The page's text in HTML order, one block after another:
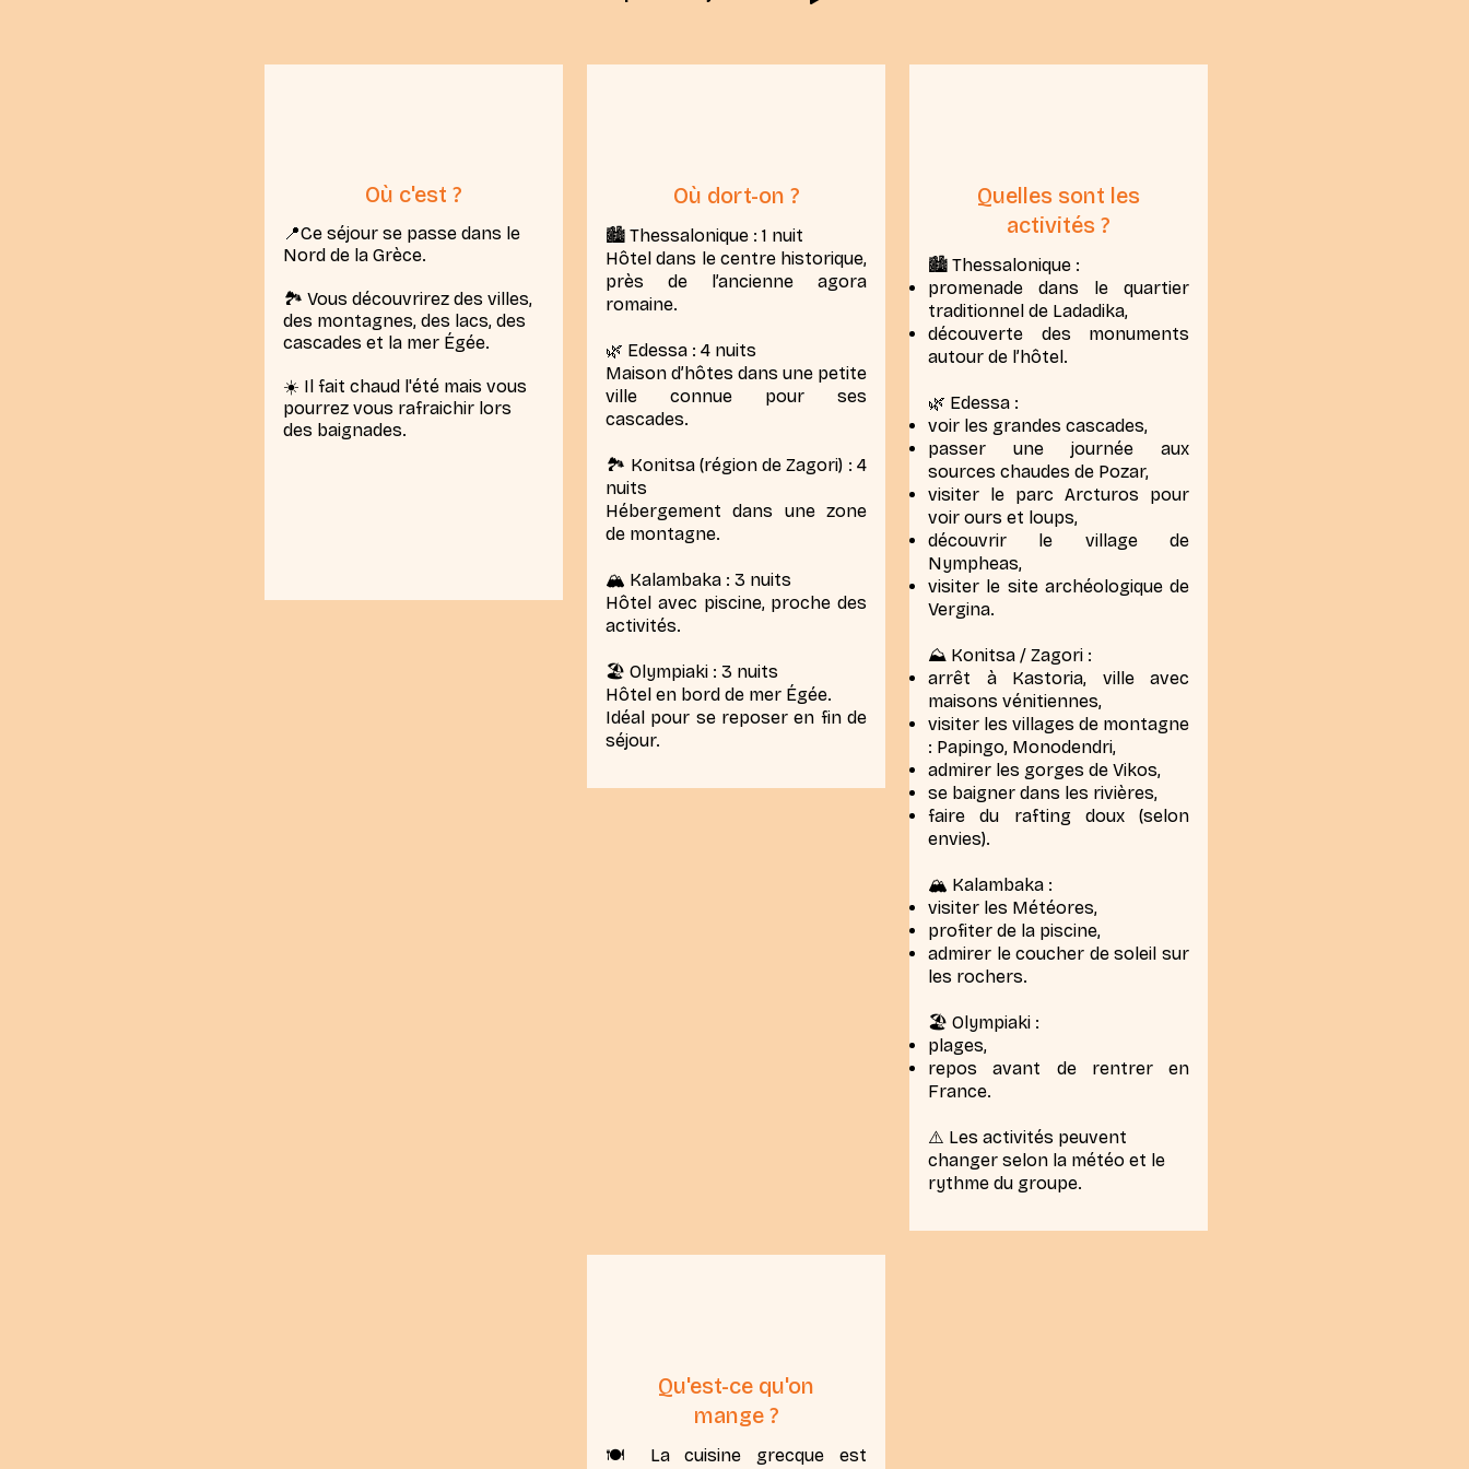
Où c'est ?
📍Ce séjour se passe dans le
Nord de la Grèce.
🏞️ Vous découvrirez des villes,
des montagnes, des lacs, des
cascades et la mer Égée.
☀️ Il fait chaud l'été mais vous
pourrez vous rafraichir lors
des baignades.
Où dort-on ?
🏙️ Thessalonique : 1 nuit
Hôtel dans le centre historique,
près de l’ancienne agora
romaine.
🌿 Edessa : 4 nuits
Maison d’hôtes dans une petite
ville connue pour ses
cascades.
🏞️ Konitsa (région de Zagori) : 4
nuits
Hébergement dans une zone
de montagne.
🏔️ Kalambaka : 3 nuits
Hôtel avec piscine, proche des
activités.
🏖️ Olympiaki : 3 nuits
Hôtel en bord de mer Égée.
Idéal pour se reposer en fin de
séjour.
Quelles sont les
activités ?
🏙️ Thessalonique :
promenade dans le quartier
traditionnel de Ladadika,
découverte des monuments
autour de l’hôtel.
🌿 Edessa :
voir les grandes cascades,
passer une journée aux
sources chaudes de Pozar,
visiter le parc Arcturos pour
voir ours et loups,
découvrir le village de
Nympheas,
visiter le site archéologique de
Vergina.
⛰️ Konitsa / Zagori :
arrêt à Kastoria, ville avec
maisons vénitiennes,
visiter les villages de montagne
: Papingo, Monodendri,
admirer les gorges de Vikos,
se baigner dans les rivières,
faire du rafting doux (selon
envies).
🏔️ Kalambaka :
visiter les Météores,
profiter de la piscine,
admirer le coucher de soleil sur
les rochers.
🏖️ Olympiaki :
plages,
repos avant de rentrer en
France.
⚠️ Les activités peuvent
changer selon la météo et le
rythme du groupe.
Qu'est-ce qu'on
mange ?
🍽️ La cuisine grecque est